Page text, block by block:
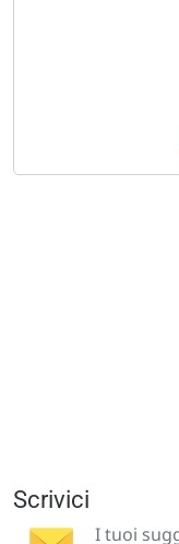
Scrivici
I tuoi